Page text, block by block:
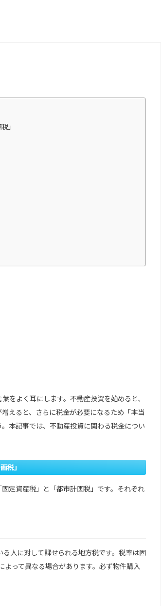
」
をよく耳にします。不動産投資を始めると、
えると、さらに税金が必要になるため「本当
本記事では、不動産投資に関わる税金につい
税」
定資産税」と「都市計画税」です。それぞれ
人に対して課せられる地方税です。税率は固
って異なる場合があります。必ず物件購入